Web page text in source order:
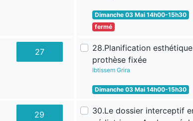
Dimanche 03 Mai 14h00-15h30
fermé
27
28.Planification
prothèse fixée
Ibtissem Grira
Dimanche 03 Mai 14h00-15h30
29
30.Le dossier interceptif